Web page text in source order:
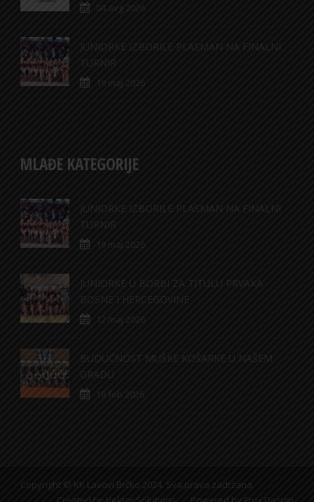
04 avg 2026
JUNIORKE IZBORILE PLASMAN NA FINALNI
TURNIR
19 maj 2026
MLAĐE KATEGORIJE
JUNIORKE IZBORILE PLASMAN NA FINALNI
TURNIR
19 maj 2026
JUNIORKE U BORBI ZA TITULU PRVAKA
BOSNE I HERCEGOVINE
12 maj 2026
BUDUĆNOST MUŠKE KOŠARKE U NAŠEM
GRADU
19 feb 2026
Copyright © KK Lavovi Brčko 2024. Sva prava zadržana.